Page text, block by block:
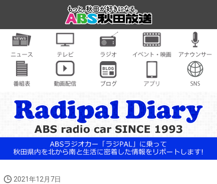
2021年12月7日